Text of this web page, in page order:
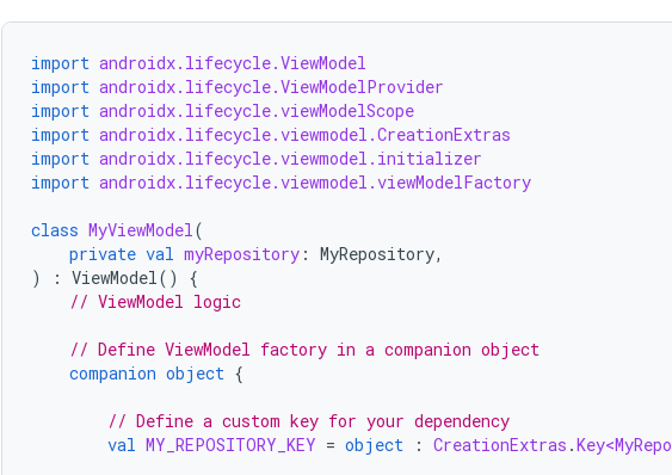
import androidx.lifecycle.ViewModel
import androidx.lifecycle.ViewModelProvider
import androidx.lifecycle.viewModelScope
import androidx.lifecycle.viewmodel.CreationExtras
import androidx.lifecycle.viewmodel.initializer
import androidx.lifecycle.viewmodel.viewModelFactory
class MyViewModel(
private val myRepository : MyRepository,
)
: ViewModel()
{
// ViewModel logic
// Define ViewModel factory in a companion object
companion object {
// Define a custom key for your dependency
val MY_REPOSITORY_KEY = object : CreationExtras .